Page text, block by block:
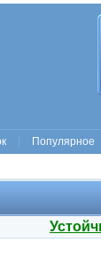
Популярное